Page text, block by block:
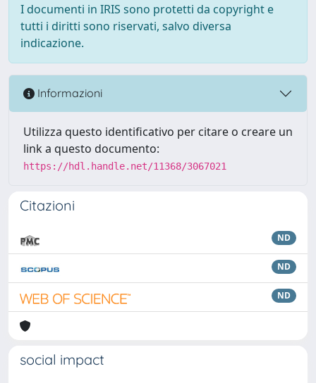
I documenti in IRIS sono protetti da copyright e
tutti i diritti sono riservati, salvo diversa
indicazione.
Informazioni
Utilizza questo identificativo per citare o creare un
link a questo documento:
https://hdl.handle.net/11368/3067021
Citazioni
ND
ND
ND
social impact